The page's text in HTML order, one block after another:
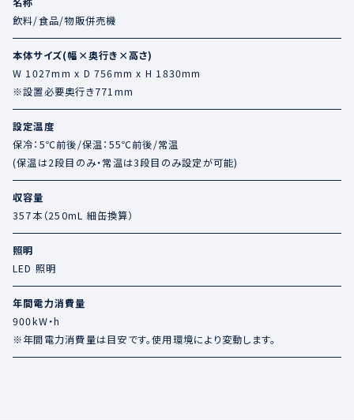
飲料/食品/物販併売機
本体サイズ(幅×奥行き×高さ)
W 1027mm x D 756mm x H 1830mm
※設置必要奥行き771mm
設定温度
保冷：5℃前後/保温：55℃前後/常温
(保温は2段目のみ・常温は3段目のみ設定が可能)
収容量
357本（250mL 細缶換算）
照明
LED 照明
年間電力消費量
900kW・h
※年間電力消費量は目安です。使用環境により変動します。